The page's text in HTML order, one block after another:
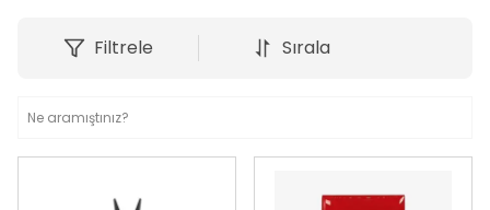
Filtrele Sırala